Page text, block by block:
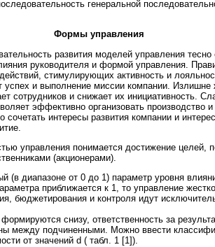
генеральной
Формы управления
развития моделей управления тесно
руководителя и формой управления.
стимулирующих активность и
успех и выполнение миссии компании. Излишне
сотрудников и снижает их инициативность.
эффективно организовать производство
сочетать интересы развития компании и
управления понимается достижение целей,
(акционерами).
(в диапазоне от 0 до 1) параметр уровня
приближается к 1, то управление
бюджетирования и контроля идут
снизу, ответственность за
между подчиненными. Можно ввести
от значений d ( табл. 1 [1]).